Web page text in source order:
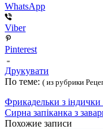
WhatsApp
Viber
Pinterest
Друкувати
По теме: ( из рубрики
Фрикадельки з індички
Сирна запіканка з
Похожие записи